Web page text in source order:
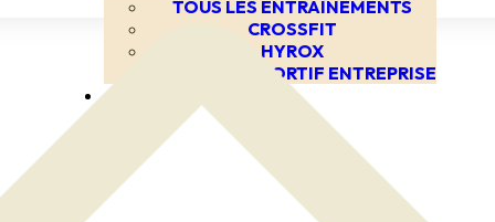
TOUS LES ENTRAÎNEMENTS
CROSSFIT
HYROX
COACHING SPORTIF ENTREPRISE